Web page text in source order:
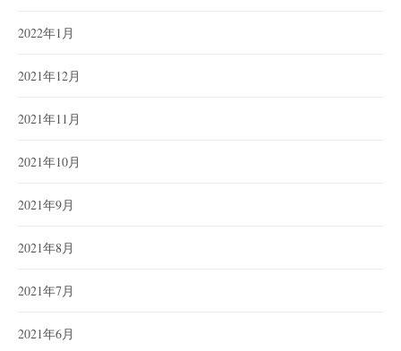
2022年1月
2021年12月
2021年11月
2021年10月
2021年9月
2021年8月
2021年7月
2021年6月